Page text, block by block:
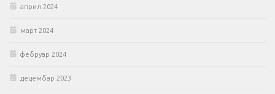
април 2024
март 2024
фебруар 2024
децембар 2023